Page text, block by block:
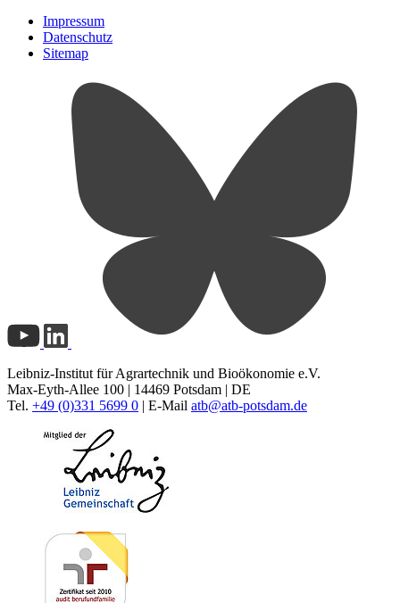
Impressum
Datenschutz
Sitemap
Leibniz-Institut für Agrartechnik und Bioökonomie e.V.
Max-Eyth-Allee 100 | 14469 Potsdam | DE
Tel. +49 (0)331 5699 0 | E-Mail atb@atb-potsdam.de